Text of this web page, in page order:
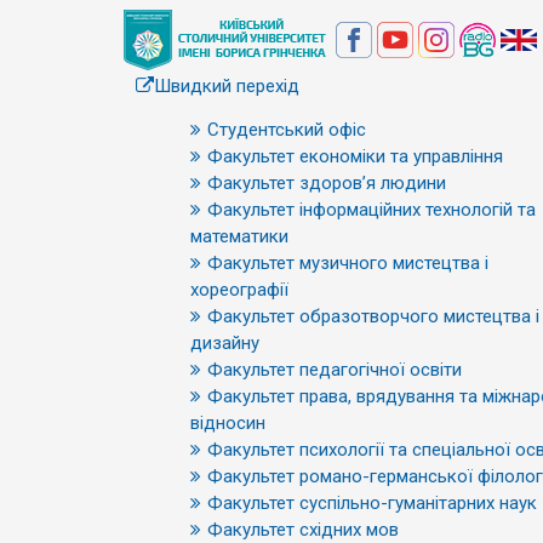
Швидкий перехід
Студентський офіс
Факультет економіки та управління
Факультет здоров’я людини
Факультет інформаційних технологій та
математики
Факультет музичного мистецтва і
хореографії
Факультет образотворчого мистецтва і
дизайну
Факультет педагогічної освіти
Факультет права, врядування та
відносин
Факультет психології та спеціальної
Факультет романо-германської
Факультет суспільно-гуманітарних наук
Факультет східних мов